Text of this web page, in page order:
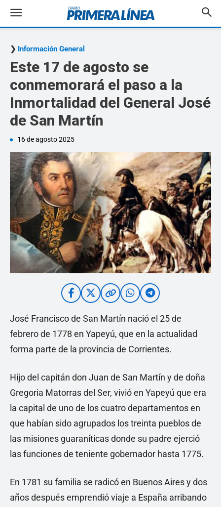
Información General
Este 17 de agosto se
conmemorará el paso a la
Inmortalidad del General José
de San Martín
16 de agosto 2025
José Francisco de San Martín nació el 25 de
febrero de 1778 en Yapeyú, que en la actualidad
forma parte de la provincia de Corrientes.
Hijo del capitán don Juan de San Martín y de doña
Gregoria Matorras del Ser, vivió en Yapeyú que era
la capital de uno de los cuatro departamentos en
que habían sido agrupados los treinta pueblos de
las misiones guaraníticas donde su padre ejerció
las funciones de teniente gobernador hasta 1775.
En 1781 su familia se radicó en Buenos Aires y dos
años después emprendió viaje a España arribando